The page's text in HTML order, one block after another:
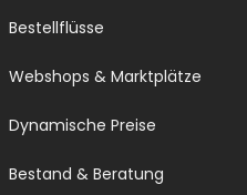
Bestellflüsse
Webshops & Marktplätze
Dynamische Preise
Bestand & Beratung